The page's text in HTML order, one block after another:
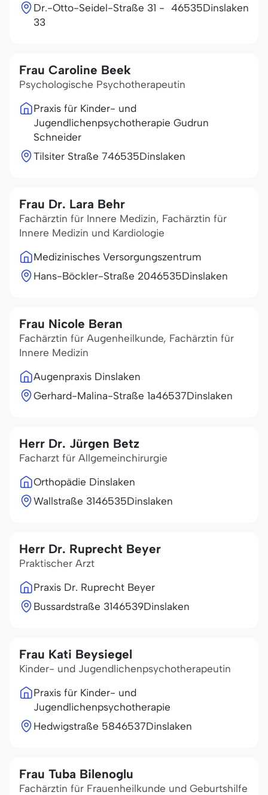
Dr.-Otto-Seidel-Straße 31 -
33
46535Dinslaken
Frau Caroline Beek
Psychologische Psychotherapeutin
Praxis für Kinder- und
Jugendlichenpsychotherapie Gudrun
Schneider
Tilsiter Straße 746535Dinslaken
Frau Dr. Lara Behr
Fachärztin für Innere Medizin, Fachärztin für
Innere Medizin und Kardiologie
Medizinisches Versorgungszentrum
Hans-Böckler-Straße 2046535Dinslaken
Frau Nicole Beran
Fachärztin für Augenheilkunde, Fachärztin für
Innere Medizin
Augenpraxis Dinslaken
Gerhard-Malina-Straße 1a46537Dinslaken
Herr Dr. Jürgen Betz
Facharzt für Allgemeinchirurgie
Orthopädie Dinslaken
Wallstraße 3146535Dinslaken
Herr Dr. Ruprecht Beyer
Praktischer Arzt
Praxis Dr. Ruprecht Beyer
Bussardstraße 3146539Dinslaken
Frau Kati Beysiegel
Kinder- und Jugendlichenpsychotherapeutin
Praxis für Kinder- und
Jugendlichenpsychotherapie
Hedwigstraße 5846537Dinslaken
Frau Tuba Bilenoglu
Fachärztin für Frauenheilkunde und Geburtshilfe